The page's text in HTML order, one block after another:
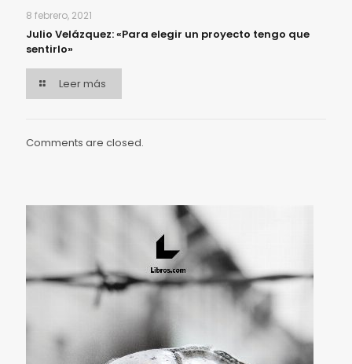
8 febrero, 2021
Julio Velázquez: «Para elegir un proyecto tengo que
sentirlo»
Leer más
Comments are closed.